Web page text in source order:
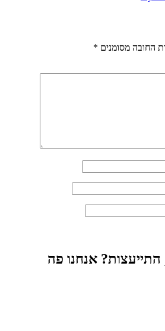
החובה מסומנים *
אנחנו פה